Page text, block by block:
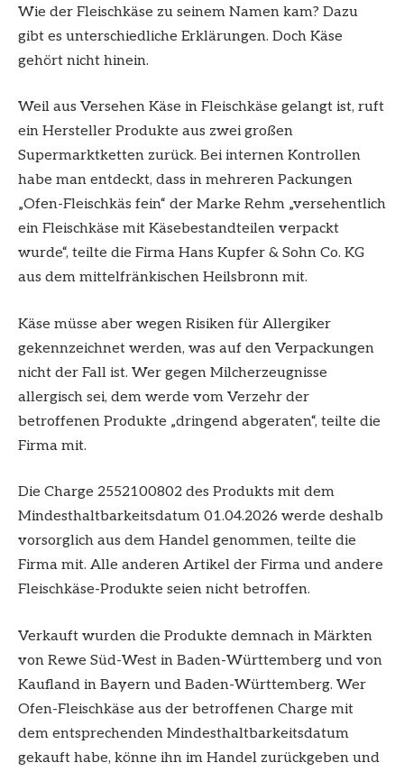
Wie der Fleischkäse zu seinem Namen kam? Dazu
gibt es unterschiedliche Erklärungen. Doch Käse
gehört nicht hinein.
Weil aus Versehen Käse in Fleischkäse gelangt ist, ruft
ein Hersteller Produkte aus zwei großen
Supermarktketten zurück. Bei internen Kontrollen
habe man entdeckt, dass in mehreren Packungen
„Ofen-Fleischkäs fein“ der Marke Rehm „versehentlich
ein Fleischkäse mit Käsebestandteilen verpackt
wurde“, teilte die Firma Hans Kupfer & Sohn Co. KG
aus dem mittelfränkischen Heilsbronn mit.
Käse müsse aber wegen Risiken für Allergiker
gekennzeichnet werden, was auf den Verpackungen
nicht der Fall ist. Wer gegen Milcherzeugnisse
allergisch sei, dem werde vom Verzehr der
betroffenen Produkte „dringend abgeraten“, teilte die
Firma mit.
Die Charge 2552100802 des Produkts mit dem
Mindesthaltbarkeitsdatum 01.04.2026 werde deshalb
vorsorglich aus dem Handel genommen, teilte die
Firma mit. Alle anderen Artikel der Firma und andere
Fleischkäse-Produkte seien nicht betroffen.
Verkauft wurden die Produkte demnach in Märkten
von Rewe Süd-West in Baden-Württemberg und von
Kaufland in Bayern und Baden-Württemberg. Wer
Ofen-Fleischkäse aus der betroffenen Charge mit
dem entsprechenden Mindesthaltbarkeitsdatum
gekauft habe, könne ihn im Handel zurückgeben und